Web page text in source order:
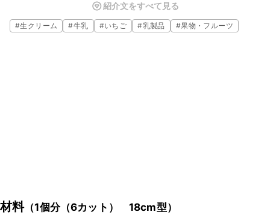
とても華やかな一品です。おやつにもピッタリなので、ぜひ作ってみ
て下さいね。
紹介文をすべて見る
#生クリーム #牛乳 #いちご #乳製品 #果物・フルーツ
材料（1個分（6カット） 18cm型）